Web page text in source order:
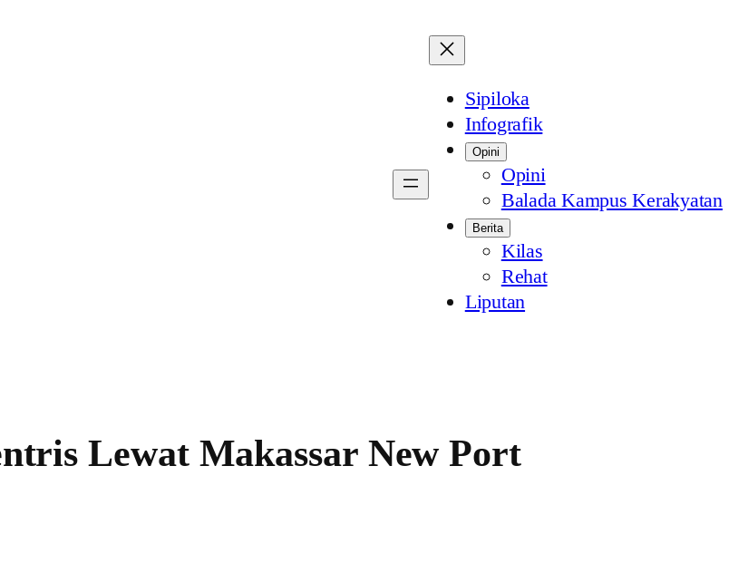
Sipiloka
Infografik
Opini
Opini
Balada Kampus Kerakyatan
Berita
Kilas
Rehat
Liputan
Lewat Makassar New Port